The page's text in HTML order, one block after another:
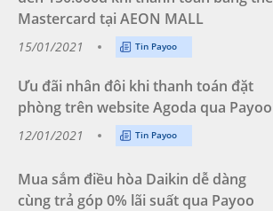
Mastercard tại AEON MALL
15/01/2021 Tin Payoo
Ưu đãi nhân đôi khi thanh toán đặt
phòng trên website Agoda qua Payoo
12/01/2021 Tin Payoo
Mua sắm điều hòa Daikin dễ dàng
cùng trả góp 0% lãi suất qua Payoo